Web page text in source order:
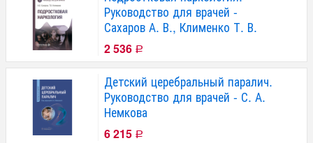
Руководство для врачей -
Сахаров А. В., Клименко Т. В.
2 536 Р
Детский церебральный паралич.
Руководство для врачей - С. А.
Немкова
6 215 Р